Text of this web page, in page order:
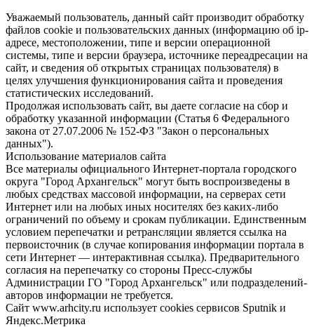
Уважаемый пользователь, данный сайт производит обработку
файлов cookie и пользовательских данных (информацию об ip-
адресе, местоположении, типе и версии операционной
системы, типе и версии браузера, источнике переадресации на
сайт, и сведения об открытых страницах пользователя) в
целях улучшения функционирования сайта и проведения
статистических исследований.
Продолжая использовать сайт, вы даете согласие на сбор и
обработку указанной информации (Статья 6 Федерального
закона от 27.07.2006 № 152-ФЗ "Закон о персональных
данных").
Использование материалов сайта
Все материалы официального Интернет-портала городского
округа "Город Архангельск" могут быть воспроизведены в
любых средствах массовой информации, на серверах сети
Интернет или на любых иных носителях без каких-либо
ограничений по объему и срокам публикации. Единственным
условием перепечатки и ретрансляции является ссылка на
первоисточник (в случае копирования информации портала в
сети Интернет — интерактивная ссылка). Предварительного
согласия на перепечатку со стороны Пресс-службы
Администрации ГО "Город Архангельск" или подразделений-
авторов информации не требуется.
Сайт www.arhcity.ru использует cookies сервисов Sputnik и
Яндекс.Метрика